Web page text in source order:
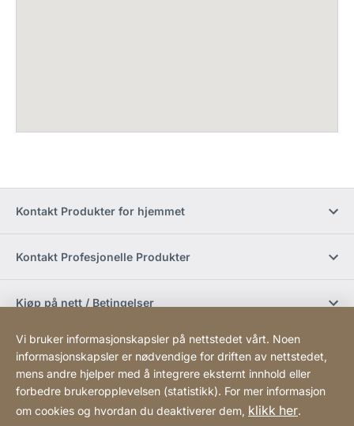
Kontakt Produkter for hjemmet
Kontakt Profesjonelle Produkter
Kjøp på nett / Betingelser
Newsletter
Vi bruker informasjonskapsler på nettstedet vårt. Noen
informasjonskapsler er nødvendige for driften av nettstedet,
mens andre hjelper med å integrere eksternt innhold eller
forbedre brukeropplevelsen (statistikk). For mer informasjon
om cookies og hvordan du deaktiverer dem, klikk her.